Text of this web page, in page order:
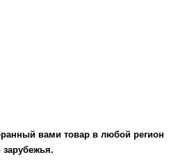
вами товар в любой регион